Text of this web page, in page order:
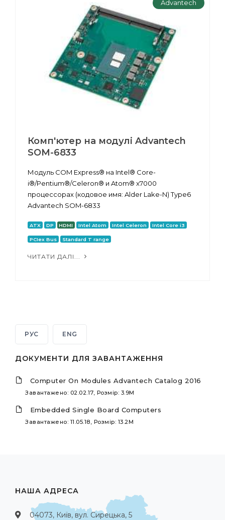
Advantech
Комп'ютер на модулі Advantech
SOM-6833
Модуль COM Express® на Intel® Core-
i®/Pentium®/Celeron® и Atom® x7000
процессорах (кодовое имя: Alder Lake-N) Type6
Advantech SOM-6833
ATX DP HDMI Intel Atom Intel Celeron Intel Core i3
PCIex Bus Standard T range
ЧИТАТИ ДАЛІ...
РУС ENG
ДОКУМЕНТИ ДЛЯ ЗАВАНТАЖЕННЯ
Computer On Modules Advantech Catalog 2016
Завантажено: 02.02.17, Розмір: 3.9M
Embedded Single Board Computers
Завантажено: 11.05.18, Розмір: 13.2M
НАША АДРЕСА
04073, Київ, вул. Сирецька, 5